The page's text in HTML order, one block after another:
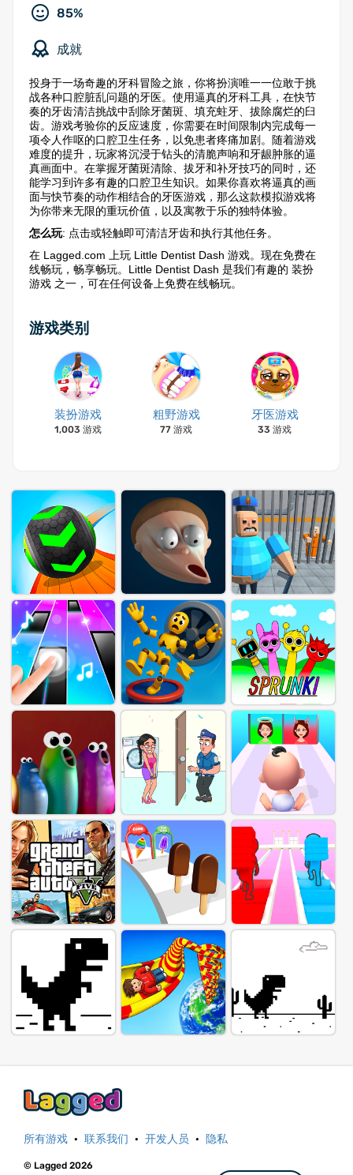
85%
成就
投身于一场奇趣的牙科冒险之旅，你将扮演唯一一位敢于挑
战各种口腔脏乱问题的牙医。使用逼真的牙科工具，在快节
奏的牙齿清洁挑战中刮除牙菌斑、填充蛀牙、拔除腐烂的臼
齿。游戏考验你的反应速度，你需要在时间限制内完成每一
项令人作呕的口腔卫生任务，以免患者疼痛加剧。随着游戏
难度的提升，玩家将沉浸于钻头的清脆声响和牙龈肿胀的逼
真画面中。在掌握牙菌斑清除、拔牙和补牙技巧的同时，还
能学习到许多有趣的口腔卫生知识。如果你喜欢将逼真的画
面与快节奏的动作相结合的牙医游戏，那么这款模拟游戏将
为你带来无限的重玩价值，以及寓教于乐的独特体验。
怎么玩: 点击或轻触即可清洁牙齿和执行其他任务。
在 Lagged.com 上玩 Little Dentist Dash 游戏。现在免费在
线畅玩，畅享畅玩。Little Dentist Dash 是我们有趣的 装扮
游戏 之一，可在任何设备上免费在线畅玩。
游戏类别
装扮游戏
1,003 游戏
粗野游戏
77 游戏
牙医游戏
33 游戏
所有游戏 · 联系我们 · 开发人员 · 隐私
© Lagged 2026